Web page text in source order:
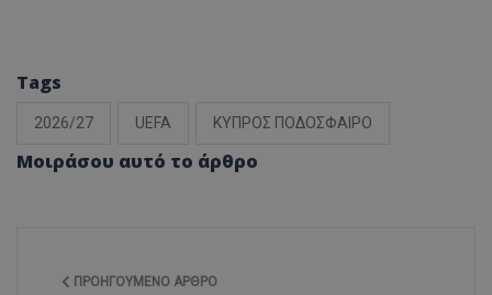
Tags
2026/27 UEFA ΚΥΠΡΟΣ ΠΟΔΟΣΦΑΙΡΟ
Μοιράσου αυτό το άρθρο
ΠΡΟΗΓΟΎΜΕΝΟ ΆΡΘΡΟ